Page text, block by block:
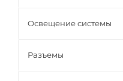
Освещение системы
Разъемы